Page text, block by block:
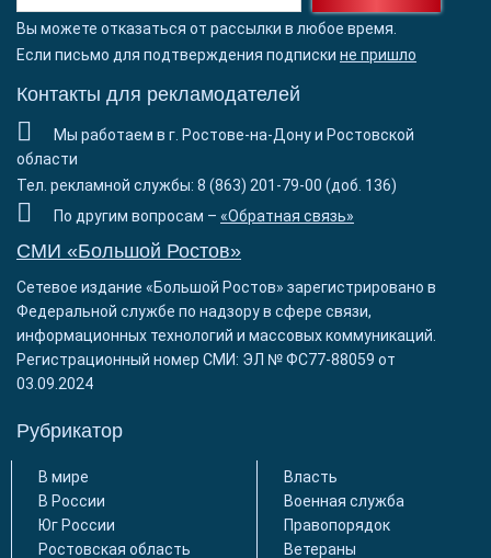
Вы можете отказаться от рассылки в любое время.
Если письмо для подтверждения подписки не пришло
Контакты для рекламодателей
Мы работаем в г. Ростове-на-Дону и Ростовской
области
Тел. рекламной службы: 8 (863) 201-79-00 (доб. 136)
По другим вопросам – «Обратная связь»
СМИ «Большой Ростов»
Сетевое издание «Большой Ростов» зарегистрировано в
Федеральной службе по надзору в сфере связи,
информационных технологий и массовых коммуникаций.
Регистрационный номер СМИ: ЭЛ № ФС77-88059 от
03.09.2024
Рубрикатор
В мире
В России
Юг России
Ростовская область
Власть
Военная служба
Правопорядок
Ветераны